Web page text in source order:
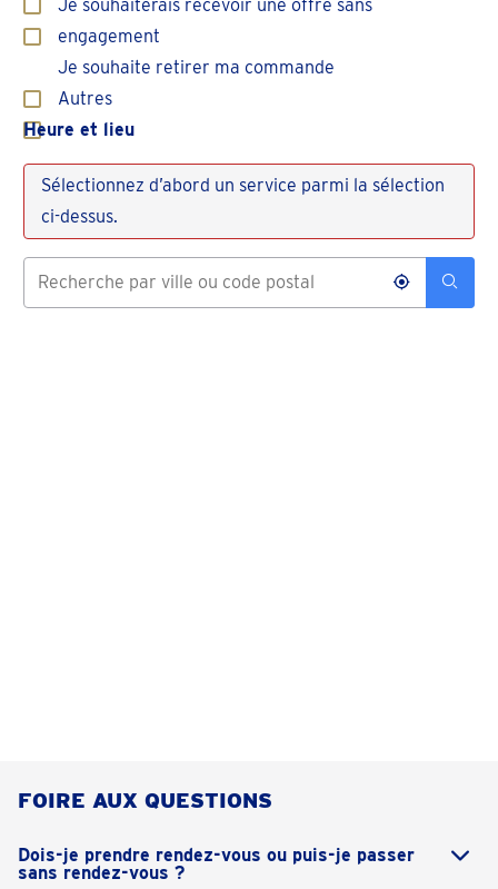
Je souhaiterais recevoir une offre sans
engagement
Je souhaite retirer ma commande
Autres
Heure et lieu
Sélectionnez d’abord un service parmi la sélection
ci-dessus.
FOIRE AUX QUESTIONS
Dois-je prendre rendez-vous ou puis-je passer
sans rendez-vous ?